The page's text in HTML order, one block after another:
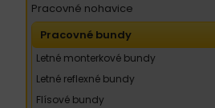
pracovné nohavice
pracovné bundy
letné monterkové bundy
letné reflexné bundy
flísové bundy